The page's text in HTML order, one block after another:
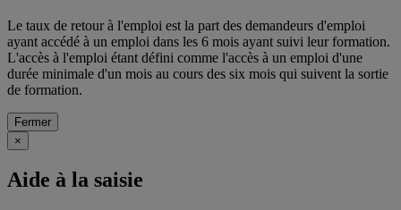
Le taux de retour à l'emploi est la part des demandeurs d'emploi
ayant accédé à un emploi dans les 6 mois ayant suivi leur formation.
L'accès à l'emploi étant défini comme l'accès à un emploi d'une
durée minimale d'un mois au cours des six mois qui suivent la sortie
de formation.
Fermer
×
Aide à la saisie